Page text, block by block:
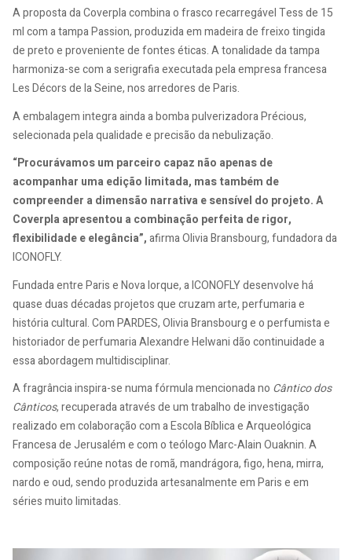
A proposta da Coverpla combina o frasco recarregável Tess de 15
ml com a tampa Passion, produzida em madeira de freixo tingida
de preto e proveniente de fontes éticas. A tonalidade da tampa
harmoniza-se com a serigrafia executada pela empresa francesa
Les Décors de la Seine, nos arredores de Paris.
A embalagem integra ainda a bomba pulverizadora Précious,
selecionada pela qualidade e precisão da nebulização.
“Procurávamos um parceiro capaz não apenas de
acompanhar uma edição limitada, mas também de
compreender a dimensão narrativa e sensível do projeto. A
Coverpla apresentou a combinação perfeita de rigor,
flexibilidade e elegância”,afirma Olivia Bransbourg, fundadora da
ICONOFLY.
Fundada entre Paris e Nova Iorque, a ICONOFLY desenvolve há
quase duas décadas projetos que cruzam arte, perfumaria e
história cultural. Com PARDES, Olivia Bransbourg e o perfumista e
historiador de perfumaria Alexandre Helwani dão continuidade a
essa abordagem multidisciplinar.
A fragrância inspira-se numa fórmula mencionada no Cântico dos
Cânticos, recuperada através de um trabalho de investigação
realizado em colaboração com a Escola Bíblica e Arqueológica
Francesa de Jerusalém e com o teólogo Marc-Alain Ouaknin. A
composição reúne notas de romã, mandrágora, figo, hena, mirra,
nardo e oud, sendo produzida artesanalmente em Paris e em
séries muito limitadas.